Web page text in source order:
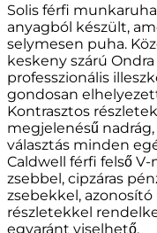
Solis férfi
anyagból készült,
selymesen puha.
keskeny szárú
professzionális
gondosan
Kontrasztos
megjelenésű
választás minden
Caldwell férfi felső
zsebbel, cipzáras
zsebekkel,
részletekkel
egyaránt viselhető.